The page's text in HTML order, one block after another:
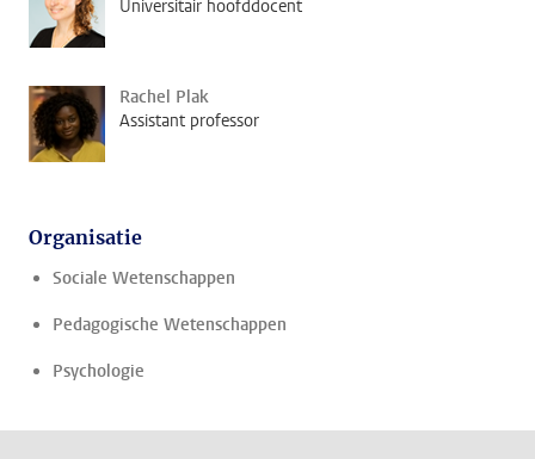
Universitair hoofddocent
Rachel Plak
Assistant professor
Organisatie
Sociale Wetenschappen
Pedagogische Wetenschappen
Psychologie